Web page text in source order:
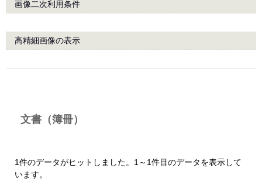
画像二次利用条件
高精細画像の表示
文書（簿冊）
1件のデータがヒットしました。1～1件目のデータを表示して
います。